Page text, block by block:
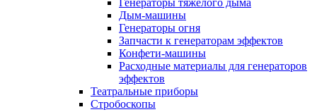
Генераторы тяжелого дыма
Дым-машины
Генераторы огня
Запчасти к генераторам эффектов
Конфети-машины
Расходные материалы для генераторов
эффектов
Театральные приборы
Стробоскопы